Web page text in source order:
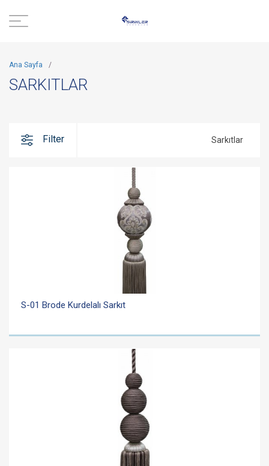
Ana Sayfa /
SARKITLAR
Filter Sarkıtlar
S-01 Brode Kurdelalı Sarkıt